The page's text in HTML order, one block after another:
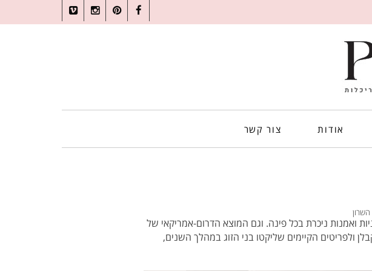
Facebook
Pinterest
Instagram
Vimeo
אודות צור קשר
השרון
לחפצי וינטג', צבעוניות ואמנות ניכרת בכל פינה. וגם המוצא הדרום-אמריקאי של
ולפריטים הקיימים שליקטו בני הזוג במהלך השנים,